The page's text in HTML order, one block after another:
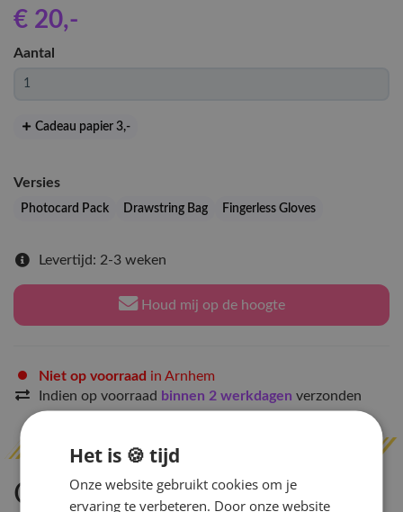
€ 20,-
Aantal
Cadeau papier 3,-
Versies
Photocard Pack Drawstring Bag Fingerless Gloves
Levertijd: 2-3 weken
Houd mij op de hoogte
Niet op voorraad in Arnhem
Indien op voorraad binnen 2 werkdagen verzonden
Omschrijving
Het is 🍪 tijd
Onze website gebruikt cookies om je
ervaring te verbeteren. Door onze website